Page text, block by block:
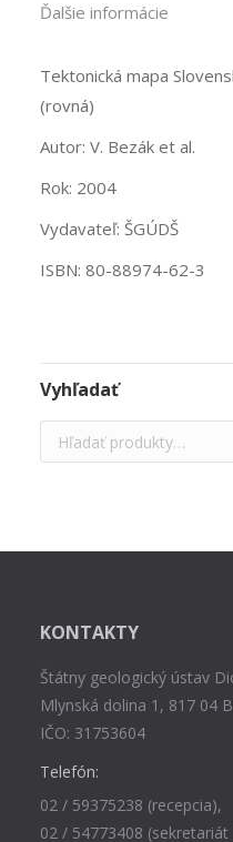
Ďalšie informácie
Tektonická mapa
(rovná)
Autor: V. Bezák et al.
Rok: 2004
Vydavateľ: ŠGÚDŠ
ISBN: 80-88974-62-3
Vyhľadať
KONTAKTY
Štátny geologický ústav
Mlynská dolina 1, 817 04
IČO: 31753604
Telefón:
02 / 59375238 (recepcia),
02 / 54773408 (sekretariát